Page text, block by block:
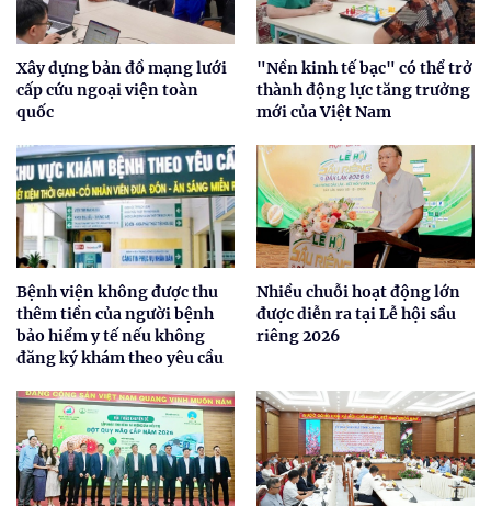
Xây dựng bản đồ mạng lưới
cấp cứu ngoại viện toàn
quốc
"Nền kinh tế bạc" có thể trở
thành động lực tăng trưởng
mới của Việt Nam
Bệnh viện không được thu
thêm tiền của người bệnh
bảo hiểm y tế nếu không
đăng ký khám theo yêu cầu
Nhiều chuỗi hoạt động lớn
được diễn ra tại Lễ hội sầu
riêng 2026